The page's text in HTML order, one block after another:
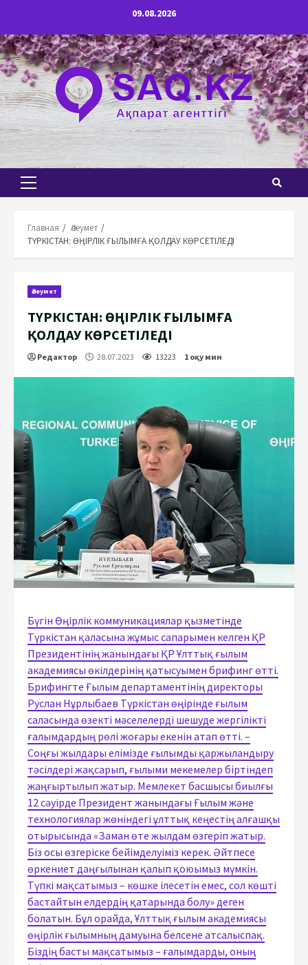
содержимому
09.08.2026
Основное
Главная
Әлеумет
ТҮРКІСТАН: ӨҢІРЛІК ҒЫЛЫМҒА ҚОЛДАУ КӨРСЕТІЛЕДІ
Әлеумет
ТҮРКІСТАН: ӨҢІРЛІК ҒЫЛЫМҒА
ҚОЛДАУ КӨРСЕТІЛЕДІ
Редактор 28.07.2023 13223 1 оқу мин
Бүгін Өңірлік коммуникациялар қызметінде
Түркістан қаласына жұмыс сапарымен келген ҚР
Президентінің жанындағы ҚР Ұлттық ғылым
академиясы өкілдерінің қатысуымен брифинг өтті.
Брифингте Ғылым департаментінің директоры
Руслан Нұрлыбаев Түркістан өңірінде ғылым
саласында өзекті мәселелерді шешуде жергілікті
ғалымдардың рөлі жоғары екенін атап өтті. –
Соңғы жылдары елімізде ғылымды қаржыландыру
тәсілдері жақсарып, ғылыми мекемелер біртіндеп
жаңғыртылып жатыр. Мемлекет басшысы биылғы
12 сәуірде Президент жанындағы Ғылым және
технологиялар жөніндегі ұлттық кеңестің алғашқы
отырысында «Заман өте жылдам өзгеріп жатыр.
Біз осы өзгеріске бейімделуіміз керек. Әйтпесе
өркениет даңғылынан қалып қоюымыз мүмкін.
Түпкі мақсатымыз – көшке ілесетін емес, сол көшті
бастайтын елдердің қатарында болу» деген
болатын. Бұл орайда, Ұлттық ғылым академиясы
өңірлік ғылымның дамуына белсене атсалыспақ.
Біздің басты мақсатымыз – ғалымдарды, оның